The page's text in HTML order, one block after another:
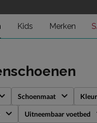
Kids Merken
Schoenmaat Kleur
Uitneembaar voetbed